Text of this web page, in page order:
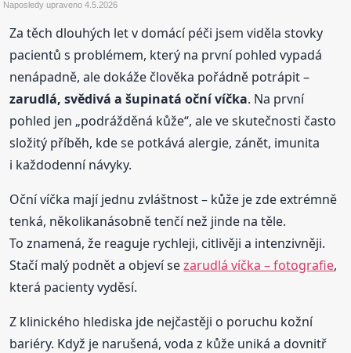
Naposledy upraveno4.5.2026
Za těch dlouhých let v domácí péči jsem viděla stovky
pacientů s problémem, který na první pohled vypadá
nenápadně, ale dokáže člověka pořádně potrápit –
zarudlá, svědivá a šupinatá oční víčka. Na první
pohled jen „podrážděná kůže“, ale ve skutečnosti často
složitý příběh, kde se potkává alergie, zánět, imunita
i každodenní návyky.
Oční víčka mají jednu zvláštnost – kůže je zde extrémně
tenká, několikanásobně tenčí než jinde na těle.
To znamená, že reaguje rychleji, citlivěji a intenzivněji.
Stačí malý podnět a objeví sezarudlá víčka – fotografie,
která pacienty vyděsí.
Z klinického hlediska jde nejčastěji o poruchu kožní
bariéry. Když je narušená, voda z kůže uniká a dovnitř